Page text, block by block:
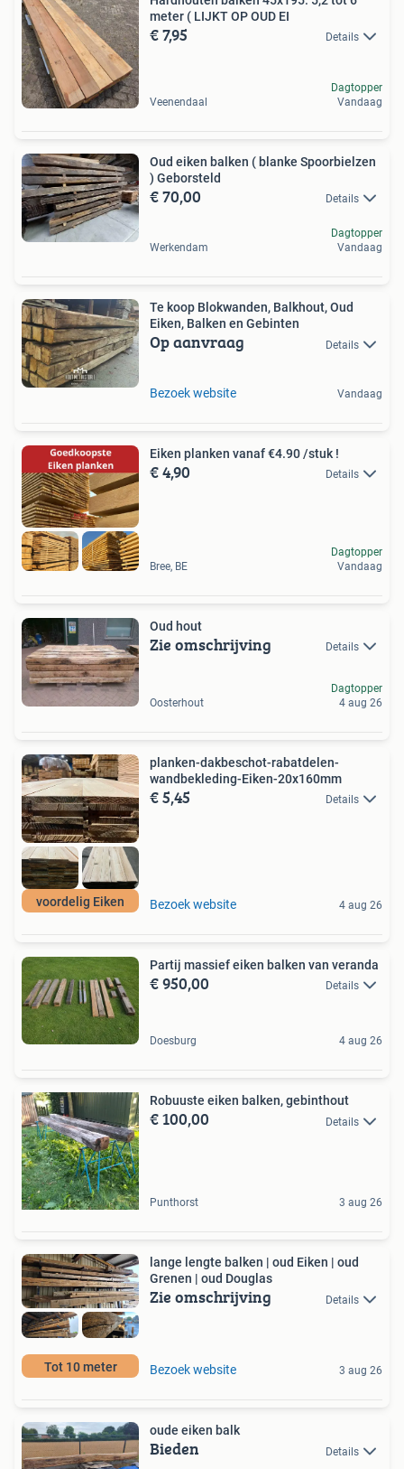
meter ( LIJKT OP OUD EI
€ 7,95 Details
Veenendaal
Dagtopper
Vandaag
Oud eiken balken ( blanke Spoorbielzen
) Geborsteld
€ 70,00 Details
Werkendam
Dagtopper
Vandaag
Te koop Blokwanden, Balkhout, Oud
Eiken, Balken en Gebinten
Op aanvraag Details
Bezoek website Vandaag
Eiken planken vanaf €4.90 /stuk !
€ 4,90 Details
Bree, BE
Dagtopper
Vandaag
Oud hout
Zie omschrijving Details
Oosterhout
Dagtopper
4 aug 26
voordelig Eiken
planken-dakbeschot-rabatdelen-
wandbekleding-Eiken-20x160mm
€ 5,45 Details
Bezoek website 4 aug 26
Partij massief eiken balken van veranda
€ 950,00 Details
Doesburg 4 aug 26
Robuuste eiken balken, gebinthout
€ 100,00 Details
Punthorst 3 aug 26
Tot 10 meter
lange lengte balken | oud Eiken | oud
Grenen | oud Douglas
Zie omschrijving Details
Bezoek website 3 aug 26
oude eiken balk
Bieden Details